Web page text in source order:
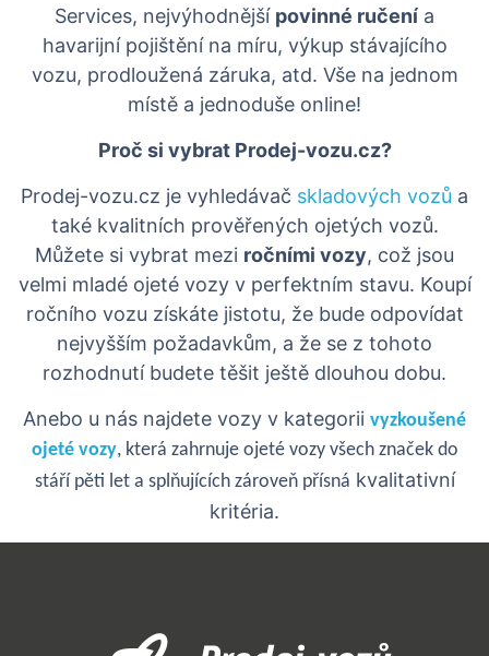
Services, nejvýhodnější povinné ručení a
havarijní pojištění na míru, výkup stávajícího
vozu, prodloužená záruka, atd. Vše na jednom
místě a jednoduše online!
Proč si vybrat Prodej-vozu.cz?
Prodej-vozu.cz je vyhledávač skladových vozů a
také kvalitních prověřených ojetých vozů.
Můžete si vybrat mezi ročními vozy, což jsou
velmi mladé ojeté vozy v perfektním stavu. Koupí
ročního vozu získáte jistotu, že bude odpovídat
nejvyšším požadavkům, a že se z tohoto
rozhodnutí budete těšit ještě dlouhou dobu.
Anebo u nás najdete vozy v kategorii vyzkoušené
ojeté vozy, která zahrnuje ojeté vozy všech značek do
stáří pěti let a splňujících zároveň přísná kvalitativní
kritéria.